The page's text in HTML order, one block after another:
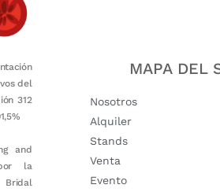
del
312
and
la
MAPA DEL
Nosotros
Alquiler
Stands
Venta
Evento